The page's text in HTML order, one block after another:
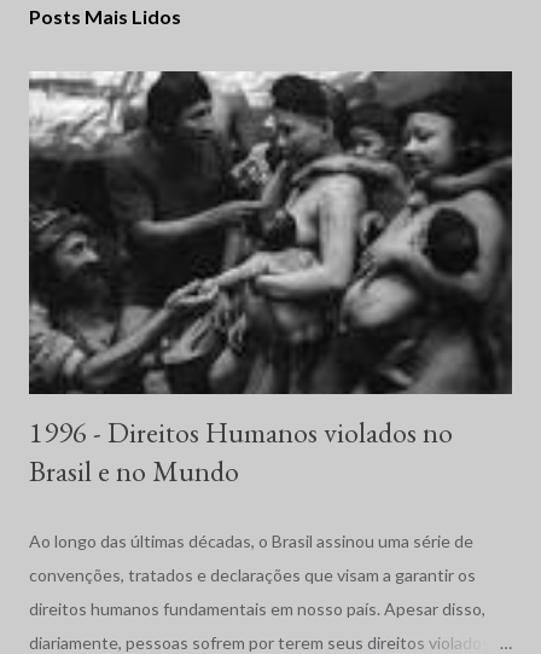
Posts Mais Lidos
1996 - Direitos Humanos violados no
Brasil e no Mundo
Ao longo das últimas décadas, o Brasil assinou uma série de
convenções, tratados e declarações que visam a garantir os
direitos humanos fundamentais em nosso país. Apesar disso,
diariamente, pessoas sofrem por terem seus direitos violados.